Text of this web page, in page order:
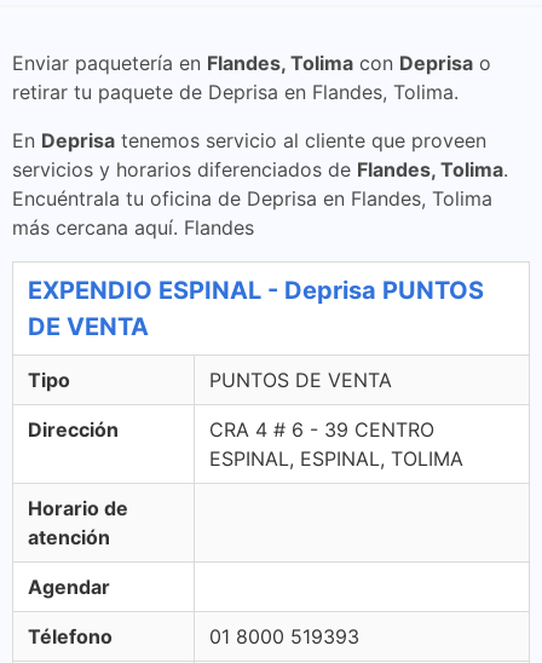
Enviar paquetería en Flandes, Tolima con Deprisa o
retirar tu paquete de Deprisa en Flandes, Tolima.
En Deprisa tenemos servicio al cliente que proveen
servicios y horarios diferenciados de Flandes, Tolima.
Encuéntrala tu oficina de Deprisa en Flandes, Tolima
más cercana aquí. Flandes
EXPENDIO ESPINAL - Deprisa PUNTOS
DE VENTA
Tipo PUNTOS DE VENTA
Dirección
CRA 4 # 6 - 39 CENTRO
ESPINAL, ESPINAL, TOLIMA
Horario de
atención
Agendar
Télefono 01 8000 519393